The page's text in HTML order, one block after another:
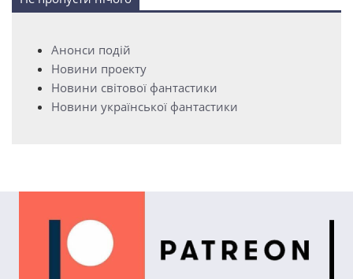
Анонси подій
Новини проекту
Новини світової фантастики
Новини української фантастики